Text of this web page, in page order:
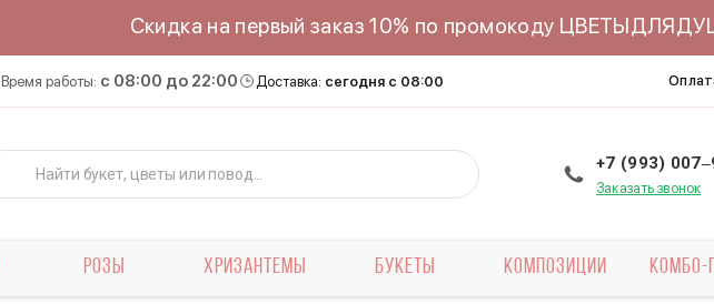
Скидка на первый заказ 10% по промокоду
Время работы: c 08:00 до 22:00 Доставка: сегодня с 08:00
+7 (993)
Заказать звонок
РОЗЫ ХРИЗАНТЕМЫ БУКЕТЫ КОМПОЗИЦИИ КОМБО-